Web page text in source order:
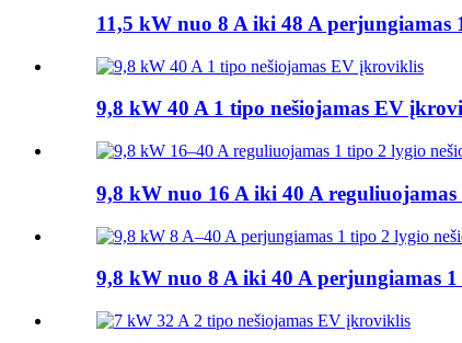
11,5 kW nuo 8 A iki 48 A perjungiamas
9,8 kW 40 A 1 tipo nešiojamas EV
9,8 kW nuo 16 A iki 40 A
9,8 kW nuo 8 A iki 40 A perjungiamas